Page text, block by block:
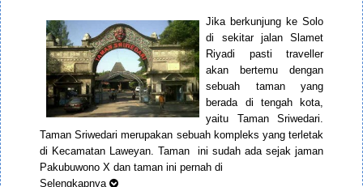
Jika berkunjung ke Solo
di sekitar jalan Slamet
Riyadi pasti traveller
akan bertemu dengan
sebuah taman yang
berada di tengah kota,
yaitu Taman Sriwedari.
Taman Sriwedari merupakan sebuah kompleks yang terletak
di Kecamatan Laweyan. Taman ini sudah ada sejak jaman
Pakubuwono X dan taman ini pernah di
Selengkapnya